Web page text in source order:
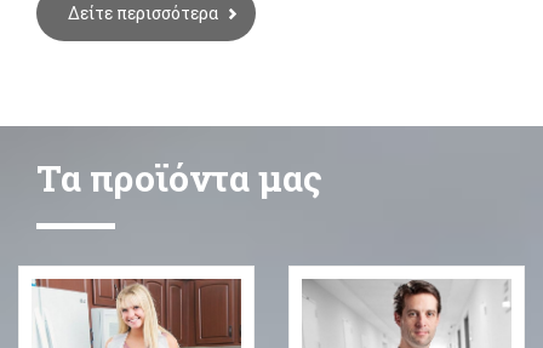
Δείτε περισσότερα
Τα προϊόντα μας